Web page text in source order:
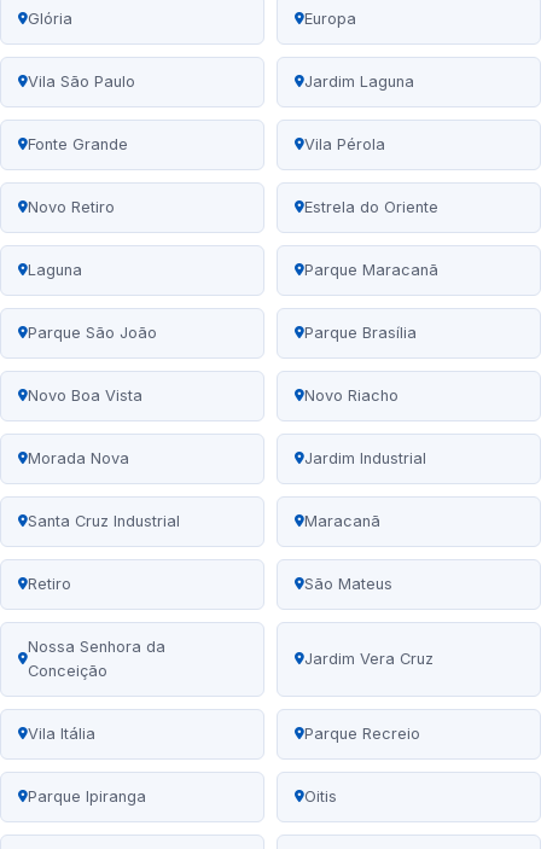
Glória Europa
Vila São Paulo Jardim Laguna
Fonte Grande Vila Pérola
Novo Retiro Estrela do Oriente
Laguna Parque Maracanã
Parque São João Parque Brasília
Novo Boa Vista Novo Riacho
Morada Nova Jardim Industrial
Santa Cruz Industrial Maracanã
Retiro São Mateus
Nossa Senhora da
Conceição
Jardim Vera Cruz
Vila Itália Parque Recreio
Parque Ipiranga Oitis